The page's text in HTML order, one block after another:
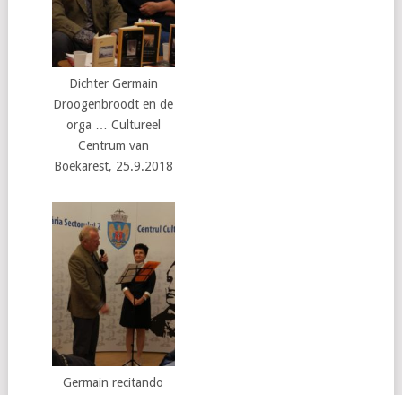
Dichter Germain
Droogenbroodt en de
orga … Cultureel
Centrum van
Boekarest, 25.9.2018
Germain recitando